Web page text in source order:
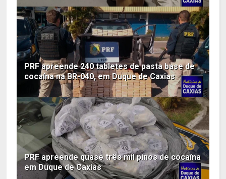
PRF apreende 240 tabletes de pasta base de
cocaína na BR-040, em Duque de Caxias
PRF apreende quase três mil pinos de cocaína
em Duque de Caxias